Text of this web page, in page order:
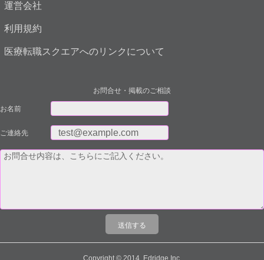
運営会社
利用規約
医療転職スクエアへのリンクについて
お問合せ・掲載のご相談
お名前
ご連絡先